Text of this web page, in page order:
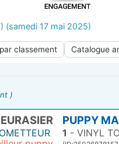
(samedi 17 mai 2025)
classement Catalogue
)
EURASIER PUPPY
1 - VINYL